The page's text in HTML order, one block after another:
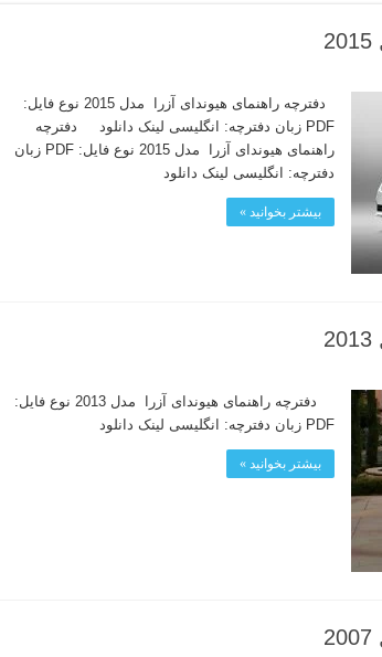
دفترچه راهنمای هیوندای آزرا مدل 2015 نوع فایل:
PDF زبان دفترچه: انگلیسی لینک دانلود دفترچه
راهنمای هیوندای آزرا مدل 2015 نوع فایل: PDF زبان
دفترچه: انگلیسی لینک دانلود
بیشتر بخوانید »
دفترچه راهنمای هیوندای آزرا مدل 2013 نوع فایل:
PDF زبان دفترچه: انگلیسی لینک دانلود
بیشتر بخوانید »